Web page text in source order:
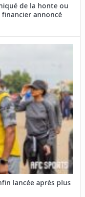
de la honte ou
financier annoncé
lancée après plus